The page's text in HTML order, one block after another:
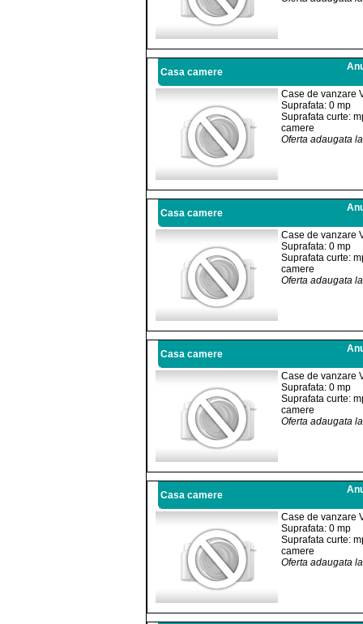
Casa camere
Case de vanzare
Suprafata: 0 mp
Suprafata curte:
camere
Oferta adaugata
Casa camere
Case de vanzare
Suprafata: 0 mp
Suprafata curte:
camere
Oferta adaugata
Casa camere
Case de vanzare
Suprafata: 0 mp
Suprafata curte:
camere
Oferta adaugata
Casa camere
Case de vanzare
Suprafata: 0 mp
Suprafata curte:
camere
Oferta adaugata